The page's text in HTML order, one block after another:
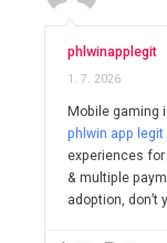
phlwinapplegit
1. 7. 2026
Mobile gaming
phlwin app
experiences
& multiple
adoption, don’t